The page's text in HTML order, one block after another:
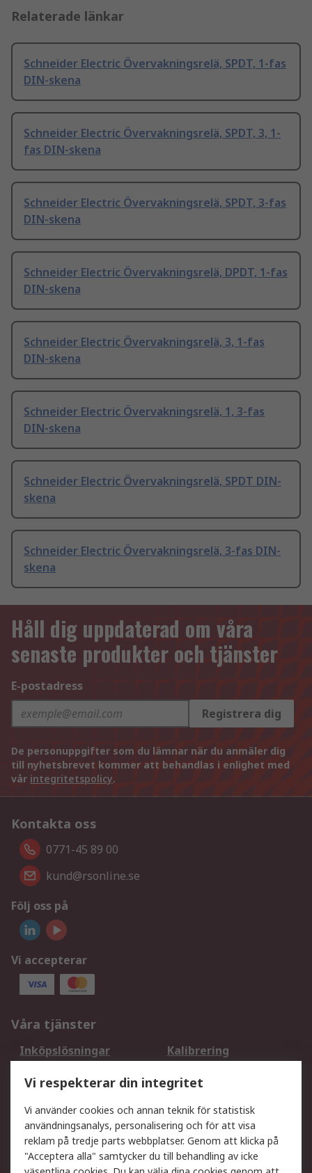
Relaterade länkar
Schneider Electric Övervakningsrelä, SPDT, 1-fas
DIN-skena
Schneider Electric Övervakningsrelä, SPDT, 3, 1-
fas DIN-skena
Schneider Electric Övervakningsrelä, SPDT, 3-fas
DIN-skena
Schneider Electric Övervakningsrelä, DPDT, 1-fas
DIN-skena
Schneider Electric Övervakningsrelä, 3, 1-fas
DIN-skena
Schneider Electric Övervakningsrelä, 1, 3-fas
DIN-skena
Schneider Electric Övervakningsrelä, SPDT DIN-
skena
Schneider Electric Övervakningsrelä, 3-fas DIN-
skena
Håll dig uppdaterad om våra
senaste produkter och tjänster
E-postadress
Registrera dig
De personuppgifter som du lämnar när du anmäler dig
till nyhetsbrevet kommer att behandlas i enlighet med
vår integritetspolicy.
Kontakta oss
0771-45 89 00
kund@rsonline.se
Följ oss på
Vi accepterar
Våra tjänster
Inköpslösningar
Kalibrering
DesignSpark
Teknisk Support
Ditt lokala säljteam
Exportlösningar
Support
Vi respekterar din integritet
Vi använder cookies och annan teknik för statistisk
användningsanalys, personalisering och för att visa
reklam på tredje parts webbplatser. Genom att klicka på
"Acceptera alla" samtycker du till behandling av icke